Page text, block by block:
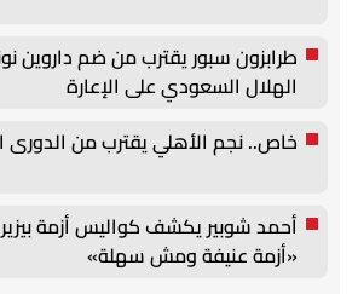
طرابزون سبور يقترب من ضم داروين
الهلال السعودي على الإعارة
خاص.. نجم الأهلي يقترب من الدورى
أحمد شوبير يكشف كواليس أزمة
«أزمة عنيفة ومش سهلة»